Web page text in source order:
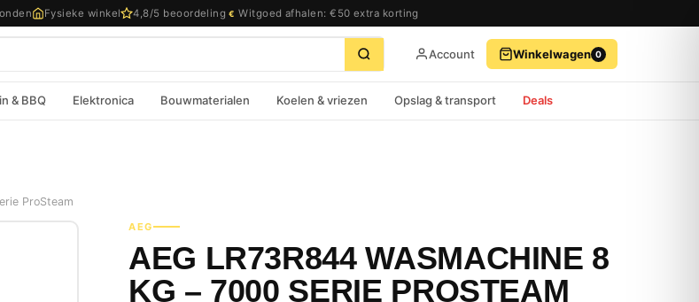
Fysieke winkel 4,8/5 beoordeling € Witgoed afhalen: €50 extra korting
Account Winkelwagen 0
& BBQ Elektronica Bouwmaterialen Koelen & vriezen Opslag & transport Deals
ProSteam
AEG
AEG LR73R844 WASMACHINE 8
KG – 7000 SERIE PROSTEAM
BEKIJK WINKELWAGEN AFREKENEN